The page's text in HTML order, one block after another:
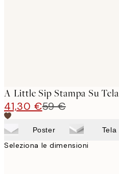
A Little Sip Stampa Su Tela
41,30 €59 €
Poster Tela
Seleziona le dimensioni